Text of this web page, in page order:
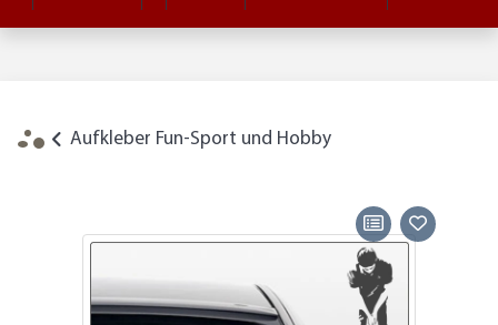
Aufkleber Fun-Sport und Hobby